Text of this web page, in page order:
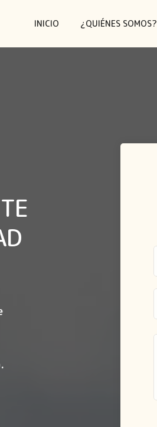
INICIO ¿QUIÉNES SOMOS?